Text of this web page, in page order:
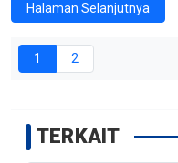
Halaman Selanjutnya
1 2
TERKAIT